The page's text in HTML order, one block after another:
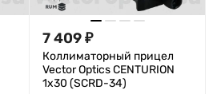
7 409₽
Коллиматорный прицел
Vector Optics CENTURION
1x30 (SCRD-34)